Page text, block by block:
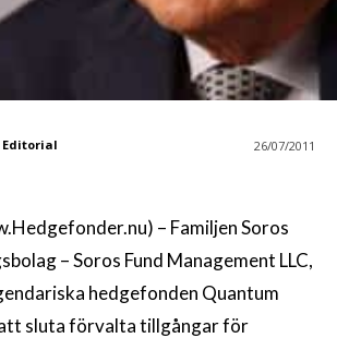
Editorial
26/07/2011
– Familjen Soros
– Soros Fund Management LLC,
hedgefonden Quantum
att sluta förvalta tillgångar för